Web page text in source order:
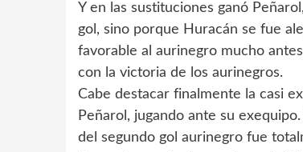
Y en las sustituciones ganó
gol, sino porque Huracán se fue
favorable al aurinegro mucho
con la victoria de los aurinegros.
Cabe destacar finalmente la casi
Peñarol, jugando ante su
del segundo gol aurinegro fue